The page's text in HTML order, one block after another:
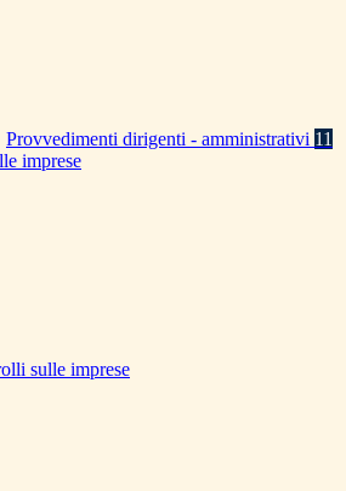
Provvedimenti dirigenti - amministrativi 11
imprese
sulle imprese